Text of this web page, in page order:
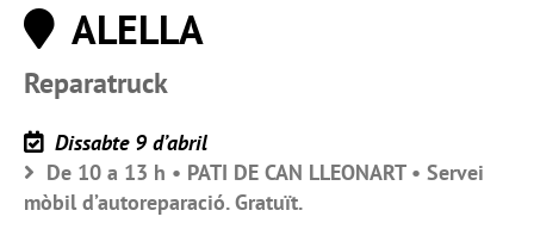
ALELLA
Reparatruck
Dissabte 9 d’abril
De 10 a 13 h • PATI DE CAN LLEONART • Servei
mòbil d’autoreparació. Gratuït.